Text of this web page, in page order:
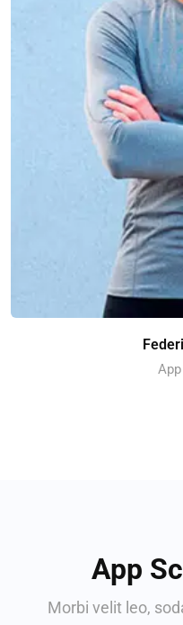
App
Morbi velit leo,